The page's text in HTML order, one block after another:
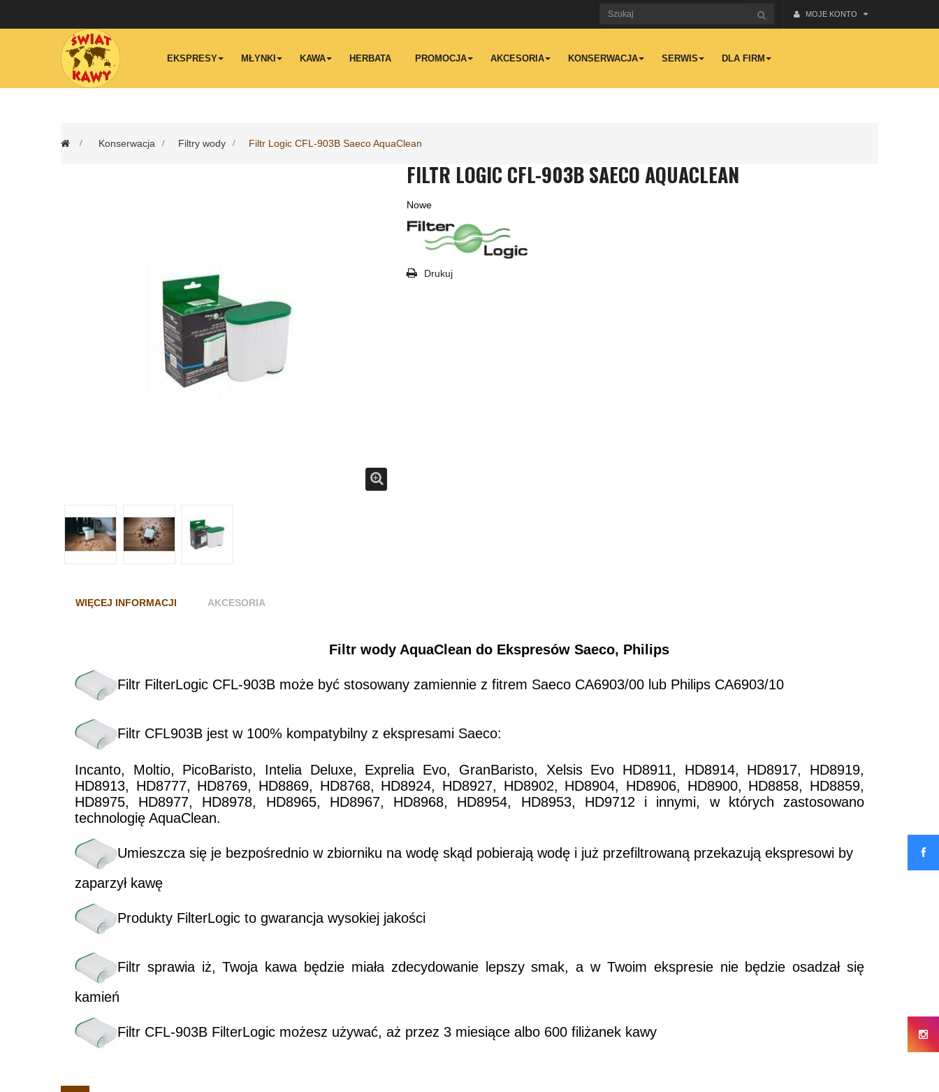
MOJE KONTO
EKSPRESY MŁYNKI KAWA HERBATA PROMOCJA AKCESORIA KONSERWACJA SERWIS DLA FIRM
> Konserwacja > Filtry wody > Filtr Logic CFL-903B Saeco AquaClean
FILTR LOGIC CFL-903B SAECO AQUACLEAN
Nowe
Drukuj
WIĘCEJ INFORMACJI AKCESORIA
Filtr wody AquaClean do Ekspresów Saeco, Philips
Filtr FilterLogic CFL-903B może być stosowany zamiennie z fitrem Saeco CA6903/00 lub Philips CA6903/10
Filtr CFL903B jest w 100% kompatybilny z ekspresami Saeco:
Incanto, Moltio, PicoBaristo, Intelia Deluxe, Exprelia Evo, GranBaristo, Xelsis Evo HD8911, HD8914, HD8917, HD8919,
HD8913, HD8777, HD8769, HD8869, HD8768, HD8924, HD8927, HD8902, HD8904, HD8906, HD8900, HD8858, HD8859,
HD8975, HD8977, HD8978, HD8965, HD8967, HD8968, HD8954, HD8953, HD9712 i innymi, w których zastosowano
technologię AquaClean.
Umieszcza się je bezpośrednio w zbiorniku na wodę skąd pobierają wodę i już przefiltrowaną przekazują ekspresowi by
zaparzył kawę
Produkty FilterLogic to gwarancja wysokiej jakości
Filtr sprawia iż, Twoja kawa będzie miała zdecydowanie lepszy smak, a w Twoim ekspresie nie będzie osadzał się
kamień
Filtr CFL-903B FilterLogic możesz używać, aż przez 3 miesiące albo 600 filiżanek kawy